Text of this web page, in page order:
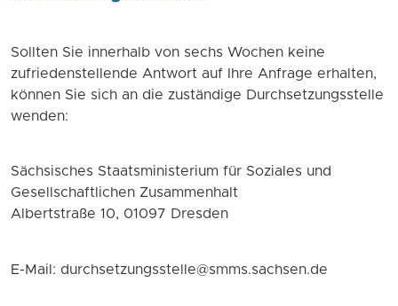
Sollten Sie innerhalb von sechs Wochen keine
zufriedenstellende Antwort auf Ihre Anfrage erhalten,
können Sie sich an die zuständige Durchsetzungsstelle
wenden:
Sächsisches Staatsministerium für Soziales und
Gesellschaftlichen Zusammenhalt
Albertstraße 10, 01097 Dresden
E-Mail: durchsetzungsstelle@smms.sachsen.de